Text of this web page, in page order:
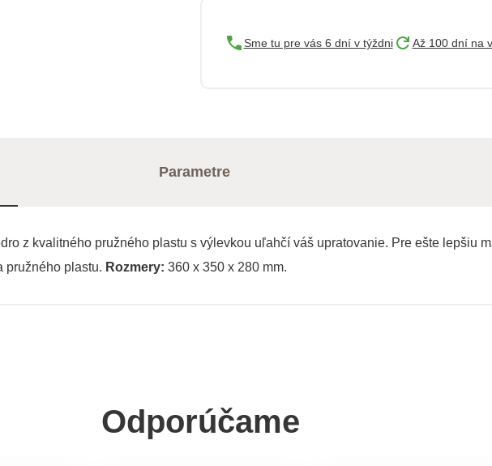
Sme tu pre vás 6 dní v týždni Až 100 dní na
Parametre
z kvalitného pružného plastu s výlevkou uľahčí váš upratovanie. Pre ešte lepšiu
pružného plastu. Rozmery: 360 x 350 x 280 mm.
Odporúčame